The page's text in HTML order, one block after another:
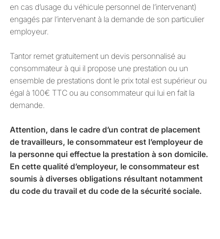
en cas d’usage du véhicule personnel de l’intervenant)
engagés par l’intervenant à la demande de son particulier
employeur.
Tantor remet gratuitement un devis personnalisé au
consommateur à qui il propose une prestation ou un
ensemble de prestations dont le prix total est supérieur ou
égal à 100€ TTC ou au consommateur qui lui en fait la
demande.
Attention, dans le cadre d’un contrat de placement
de travailleurs, le consommateur est l’employeur de
la personne qui effectue la prestation à son domicile.
En cette qualité d’employeur, le consommateur est
soumis à diverses obligations résultant notamment
du code du travail et du code de la sécurité sociale.